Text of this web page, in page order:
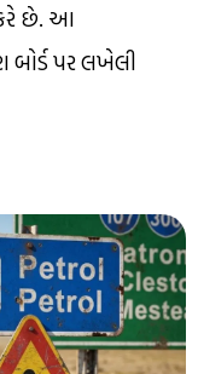
કરે છે. આ
પર લખેલી